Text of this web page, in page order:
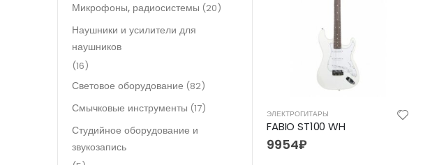
ЭЛЕКТРОГИТАРЫ
FABIO ST100 WH
9954₽
Микрофоны, радиосистемы (20)
Наушники и усилители для
наушников
(16)
Световое оборудование (82)
Смычковые инструменты (17)
Студийное оборудование и
звукозапись